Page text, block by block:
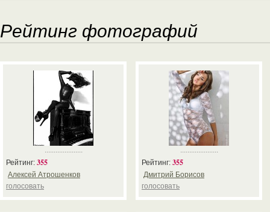
Рейтинг фотографий
.....................
Рейтинг: 355
Алексей Атрошенков
голосовать
.....................
Рейтинг: 355
Дмитрий Борисов
голосовать